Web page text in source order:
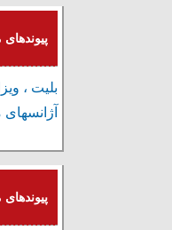
پیوندهای
بلیت ،
پیوندهای